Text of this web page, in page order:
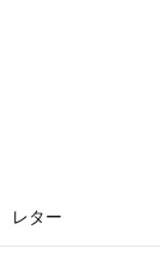
レター